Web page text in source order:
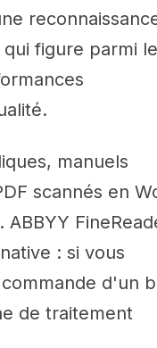
figure parmi
manuels
scannés en
: si vous
d'un
de traitement